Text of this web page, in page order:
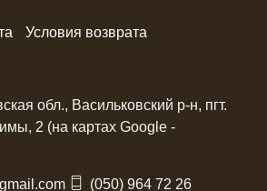
Условия возврата
обл., Васильковский р-н, пгт.
2 (на картах Google -
(050) 964 72 26